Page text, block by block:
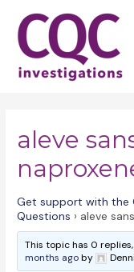
content
aleve
Get support with the
Questions › aleve
This topic has 0
months agoby